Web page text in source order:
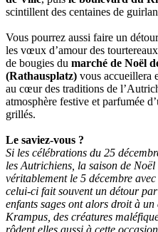
scintillent des centaines de
Vous pourrez aussi faire un
les vœux d’amour des
de bougies du marché de Noël
(Rathausplatz) vous accueillera
au cœur des traditions de
atmosphère festive et parfumée
grillés.
Le saviez-vous ?
Si les célébrations du 25
les Autrichiens, la saison de
véritablement le 5 décembre
celui-ci fait souvent un détour
enfants sages ont alors droit à
Krampus, des créatures
rôdent elles aussi à cette